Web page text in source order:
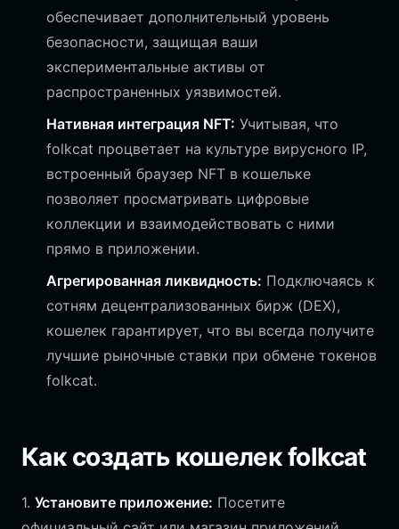
обеспечивает дополнительный уровень
безопасности, защищая ваши
экспериментальные активы от
распространенных уязвимостей.
Нативная интеграция NFT: Учитывая, что
folkcat процветает на культуре вирусного IP,
встроенный браузер NFT в кошельке
позволяет просматривать цифровые
коллекции и взаимодействовать с ними
прямо в приложении.
Агрегированная ликвидность: Подключаясь к
сотням децентрализованных бирж (DEX),
кошелек гарантирует, что вы всегда получите
лучшие рыночные ставки при обмене токенов
folkcat.
Как создать кошелек folkcat
1. Установите приложение: Посетите